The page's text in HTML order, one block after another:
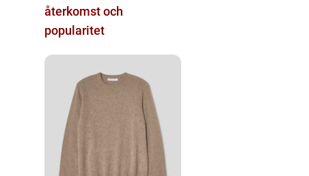
återkomst och
popularitet